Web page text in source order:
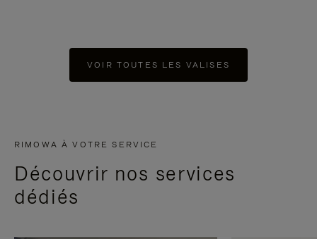
VOIR TOUTES LES VALISES
RIMOWA À VOTRE SERVICE
Découvrir nos services
dédiés